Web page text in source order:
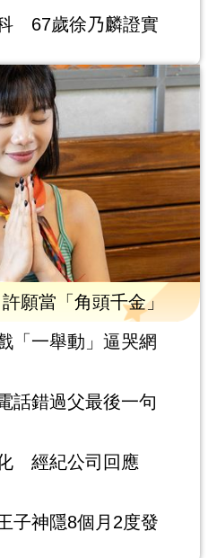
67歲徐乃麟證實
願當「角頭千金」
「一舉動」逼哭網
錯過父最後一句
經紀公司回應
神隱8個月2度發